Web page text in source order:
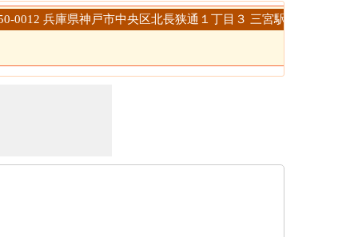
0012 兵庫県神戸市中央区北長狭通１丁目３ 三宮駅